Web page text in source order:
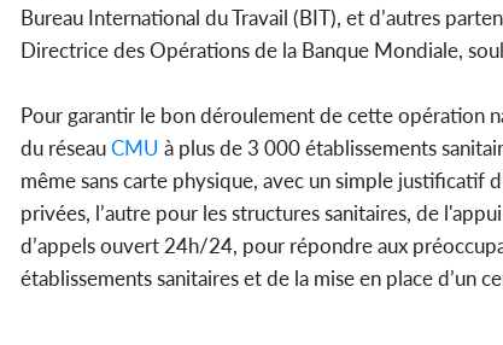
Bureau International du Travail (BIT), et d’autres
Directrice des Opérations de la Banque Mondiale,
Pour garantir le bon déroulement de cette opération
du réseauCMU à plus de 3 000 établissements
même sans carte physique, avec un simple justificatif
privées, l’autre pour les structures sanitaires, de
d’appels ouvert 24h/24, pour répondre aux
établissements sanitaires et de la mise en place d’un